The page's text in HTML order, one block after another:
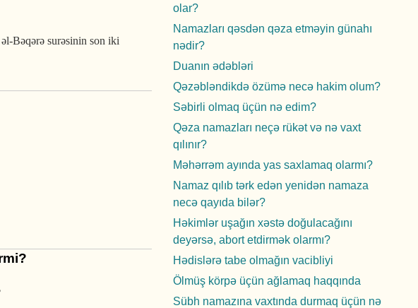
Bəqərə surəsinin son iki
olar?
Namazları qəsdən qəza etməyin günahı
nədir?
Duanın ədəbləri
Qəzəbləndikdə özümə necə hakim olum?
Səbirli olmaq üçün nə edim?
Qəza namazları neçə rükət və nə vaxt
qılınır?
Məhərrəm ayında yas saxlamaq olarmı?
Namaz qılıb tərk edən yenidən namaza
necə qayıda bilər?
Həkimlər uşağın xəstə doğulacağını
deyərsə, abort etdirmək olarmı?
Hədislərə tabe olmağın vacibliyi
Ölmüş körpə üçün ağlamaq haqqında
Sübh namazına vaxtında durmaq üçün nə